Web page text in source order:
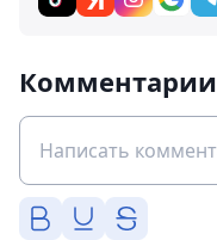
Комментарии